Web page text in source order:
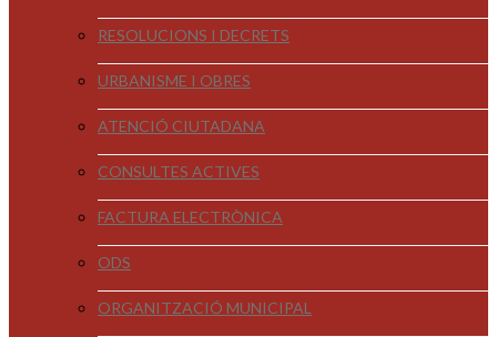
RESOLUCIONS I DECRETS
URBANISME I OBRES
ATENCIÓ CIUTADANA
CONSULTES ACTIVES
FACTURA ELECTRÒNICA
ODS
ORGANITZACIÓ MUNICIPAL